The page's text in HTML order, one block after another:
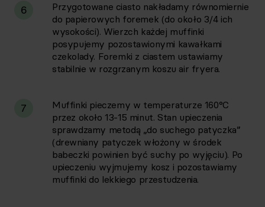
6
Przygotowane ciasto nakładamy równomiernie
do papierowych foremek (do około 3/4 ich
wysokości). Wierzch każdej muffinki
posypujemy pozostawionymi kawałkami
czekolady. Foremki z ciastem ustawiamy
stabilnie w rozgrzanym koszu air fryera.
7
Muffinki pieczemy w temperaturze 160°C
przez około 13-15 minut. Stan upieczenia
sprawdzamy metodą „do suchego patyczka”
(drewniany patyczek włożony w środek
babeczki powinien być suchy po wyjęciu). Po
upieczeniu wyjmujemy kosz i pozostawiamy
muffinki do lekkiego przestudzenia.